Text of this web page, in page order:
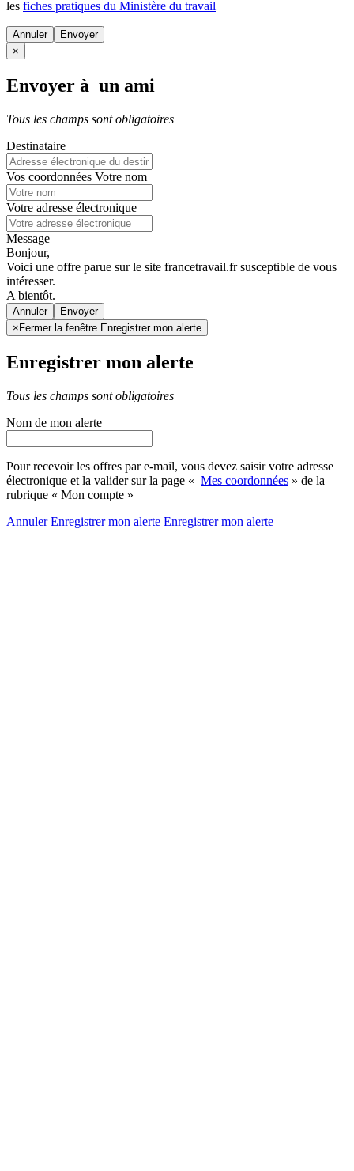
les fiches pratiques du Ministère du travail
Annuler
×
Envoyer à un ami
Tous les champs sont obligatoires
Destinataire
Vos coordonnées Votre nom
Votre adresse électronique
Message
Bonjour,
Voici une offre parue sur le site francetravail.fr susceptible de vous
intéresser.
A bientôt.
Annuler
× Fermer la fenêtre Enregistrer mon alerte
Enregistrer mon alerte
Tous les champs sont obligatoires
Nom de mon alerte
Pour recevoir les offres par e-mail, vous devez saisir votre adresse
électronique et la valider sur la page « Mes coordonnées » de la
rubrique « Mon compte »
AnnulerEnregistrer mon alerte Enregistrermon alerte